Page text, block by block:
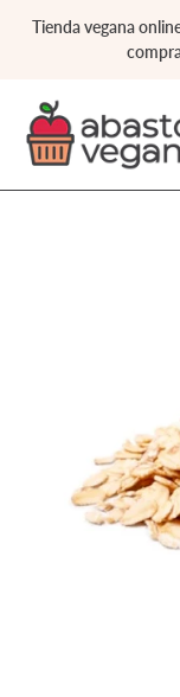
directamente
contenido
Tienda vegana